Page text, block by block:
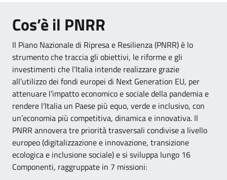
Cos’è il PNRR
Il Piano Nazionale di Ripresa e Resilienza (PNRR) è lo
strumento che traccia gli obiettivi, le riforme e gli
investimenti che l’Italia intende realizzare grazie
all’utilizzo dei fondi europei di Next Generation EU, per
attenuare l’impatto economico e sociale della pandemia e
rendere l’Italia un Paese più equo, verde e inclusivo, con
un’economia più competitiva, dinamica e innovativa. Il
PNRR annovera tre priorità trasversali condivise a livello
europeo (digitalizzazione e innovazione, transizione
ecologica e inclusione sociale) e si sviluppa lungo 16
Componenti, raggruppate in 7 missioni: